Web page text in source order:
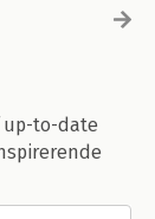
up-to-date